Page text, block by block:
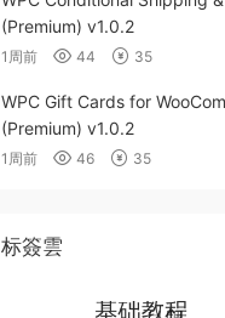
(Premium) v1.0.2
1周前 44 35
WPC Gift Cards for
(Premium) v1.0.2
1周前 46 35
标簽雲